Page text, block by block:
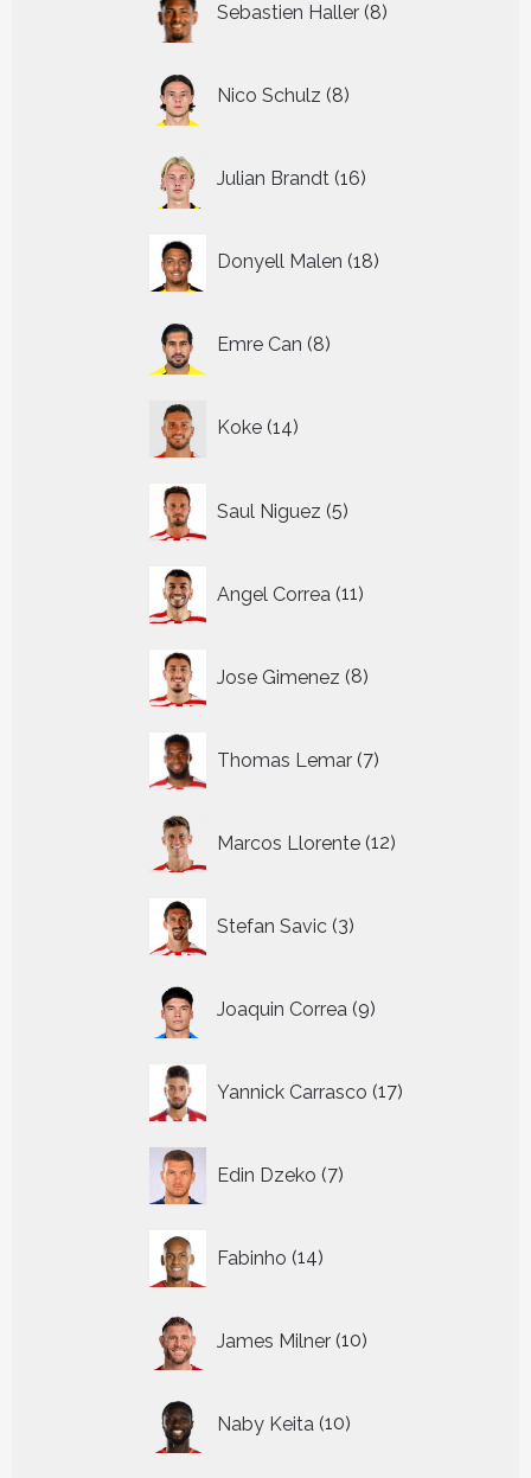
Sebastien Haller 8
producten
Nico Schulz 8
producten
Julian Brandt 16
producten
Donyell Malen 18
producten
Emre Can 8
producten
Koke 14
producten
Saul Niguez 5
producten
Angel Correa 11
producten
Jose Gimenez 8
producten
Thomas Lemar 7
producten
Marcos Llorente 12
producten
Stefan Savic 3
producten
Joaquin Correa 9
producten
Yannick Carrasco 17
producten
Edin Dzeko 7
producten
Fabinho 14
producten
James Milner 10
producten
Naby Keita 10
producten